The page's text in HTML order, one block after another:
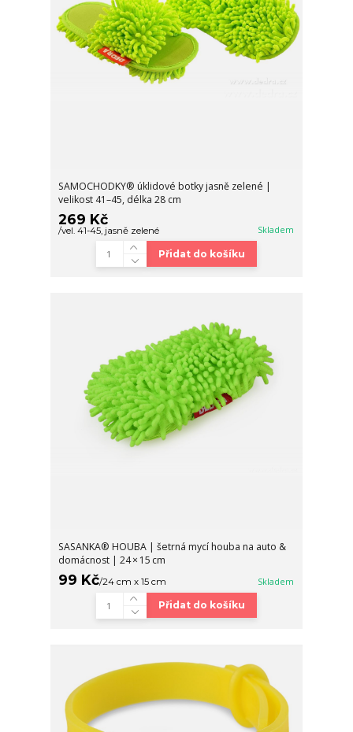
SAMOCHODKY® úklidové botky jasně zelené |
velikost 41–45, délka 28 cm
269 Kč
/vel. 41-45, jasně zelené Skladem
Přidat do košíku
SASANKA® HOUBA | šetrná mycí houba na auto &
domácnost | 24 × 15 cm
99 Kč/24 cm x 15 cm Skladem
Přidat do košíku